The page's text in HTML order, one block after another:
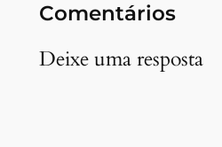
Comentários
Deixe uma resposta